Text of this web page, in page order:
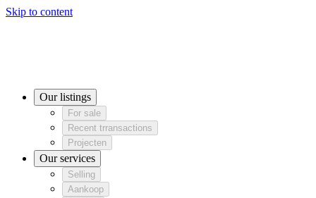
Skip to content
Our services
Selling Selling
Taxatie Taxatie Verkoop styling
About us
Contact
Our listings
For sale
Recent trransactions
Projecten
Our services
Selling
Aankoop